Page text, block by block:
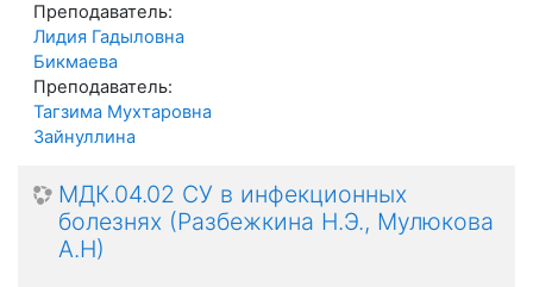
Преподаватель:
Лидия Гадыловна
Бикмаева
Преподаватель:
Тагзима Мухтаровна
Зайнуллина
МДК.04.02 СУ в инфекционных
болезнях (Разбежкина Н.Э., Мулюкова
А.Н)